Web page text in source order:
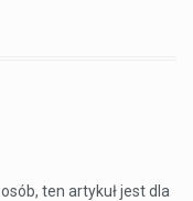
ten artykuł jest dla